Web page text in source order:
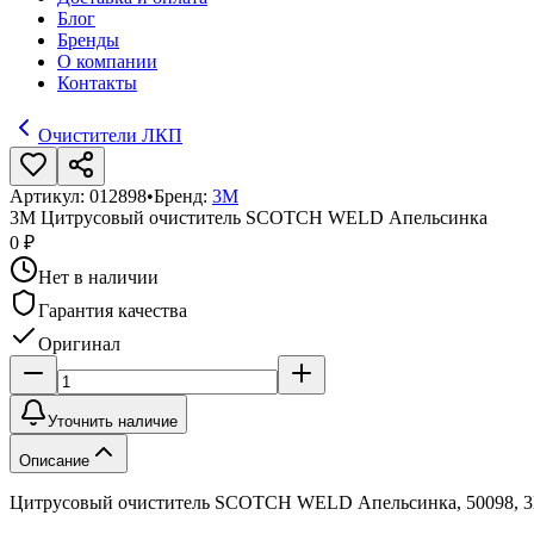
Блог
Бренды
О компании
Контакты
Очистители ЛКП
Артикул: 012898•Бренд: 3М
3М Цитрусовый очиститель SCOTCH WELD Апельсинка
0 ₽
Нет в наличии
Гарантия качества
Оригинал
Уточнить наличие
Описание
Цитрусовый очиститель SCOTCH WELD Апельсинка, 50098,